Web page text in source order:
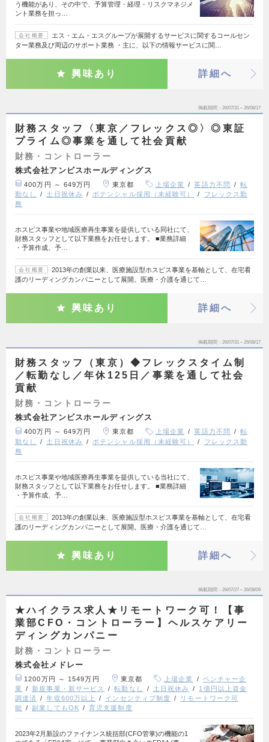
う機能があり、その中で、予算管理・経理・リスクマネジメ
ント業務を担っ…
会社概要
エス・エム・エスグループが展開するサービスに関するコールセン
ター業務及び周辺のサポート業務 ・主に、以下の情報サービスに関…
興味あり 詳細へ
掲載期間 26/07/31～26/08/17
財務スタッフ〈東京／フレックス◎〉◎東証
プライム◎事業を通して社会貢献
財務・コントローラー
株式会社アンビスホールディングス
400万円 ～ 649万円 東京都 上場企業 英語力不問
転
勤なし
土日祝休み ポテンシャル採用（未経験可）
フレックス勤
務
ホスピス事業や地域医療再生事業を提供している同社にて、
財務スタッフとして以下業務をお任せします。 ■業務詳細
・予算作成、予…
会社概要
2013年の創業以来、医療施設型ホスピス事業を基軸として、在宅看
護のリーディングカンパニーとして展開。医療・介護を通じて…
興味あり 詳細へ
掲載期間 26/07/31～26/08/17
財務スタッフ（東京）◆フレックスタイム制
／転勤なし／年休125日／事業を通して社会
貢献
財務・コントローラー
株式会社アンビスホールディングス
400万円 ～ 649万円 東京都 上場企業 英語力不問
転
勤なし
土日祝休み ポテンシャル採用（未経験可）
フレックス勤
務
ホスピス事業や地域医療再生事業を提供している当社にて、
財務スタッフとして以下業務をお任せします。 ■業務詳細
・予算作成、予…
会社概要
2013年の創業以来、医療施設型ホスピス事業を基軸として、在宅看
護のリーディングカンパニーとして展開。医療・介護を通じて…
興味あり 詳細へ
掲載期間 26/07/27～26/08/09
★ハイクラス求人★リモートワーク可！【事
業部CFO・コントローラー】ヘルスケアリー
ディングカンパニー
財務・コントローラー
株式会社メドレー
1200万円 ～ 1549万円 東京都 上場企業
ベンチャー企
業
新規事業・新サービス 転勤なし 土日祝休み
1億円以上資金
調達済
年収600万以上 インセンティブ制度
リモートワーク可
能
副業してもOK 育児支援制度
2023年2月新設のファイナンス統括部(CFO管掌)の機能の1